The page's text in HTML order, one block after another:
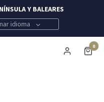
Y BALEARES
idioma
0